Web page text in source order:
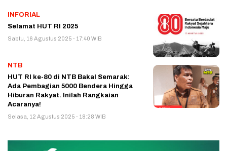
INFORIAL
Selamat HUT RI 2025
Sabtu, 16 Agustus 2025 - 17:40 WIB
NTB
HUT RI ke-80 di NTB Bakal Semarak:
Ada Pembagian 5000 Bendera Hingga
Hiburan Rakyat. Inilah Rangkaian
Acaranya!
Selasa, 12 Agustus 2025 - 18:28 WIB